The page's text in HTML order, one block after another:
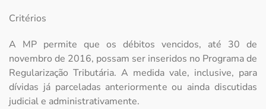
Critérios
A MP permite que os débitos vencidos, até 30 de
novembro de 2016, possam ser inseridos no Programa de
Regularização Tributária. A medida vale, inclusive, para
dívidas já parceladas anteriormente ou ainda discutidas
judicial e administrativamente.